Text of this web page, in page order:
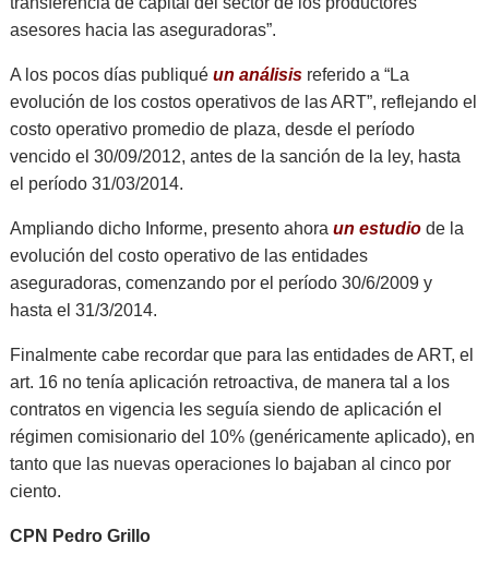
asesores hacia las aseguradoras”.
A los pocos días publiquéun análisis referido a “La
evolución de los costos operativos de las ART”, reflejando el
costo operativo promedio de plaza, desde el período
vencido el 30/09/2012, antes de la sanción de la ley, hasta
el período 31/03/2014.
Ampliando dicho Informe, presento ahoraun estudio de la
evolución del costo operativo de las entidades
aseguradoras, comenzando por el período 30/6/2009 y
hasta el 31/3/2014.
Finalmente cabe recordar que para las entidades de ART, el
art. 16 no tenía aplicación retroactiva, de manera tal a los
contratos en vigencia les seguía siendo de aplicación el
régimen comisionario del 10% (genéricamente aplicado), en
tanto que las nuevas operaciones lo bajaban al cinco por
ciento.
CPN Pedro Grillo